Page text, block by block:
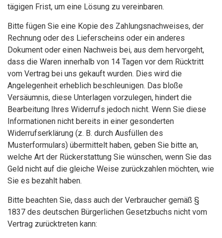
tägigen Frist, um eine Lösung zu vereinbaren.
Bitte fügen Sie eine Kopie des Zahlungsnachweises, der
Rechnung oder des Lieferscheins oder ein anderes
Dokument oder einen Nachweis bei, aus dem hervorgeht,
dass die Waren innerhalb von 14 Tagen vor dem Rücktritt
vom Vertrag bei uns gekauft wurden. Dies wird die
Angelegenheit erheblich beschleunigen. Das bloße
Versäumnis, diese Unterlagen vorzulegen, hindert die
Bearbeitung Ihres Widerrufs jedoch nicht. Wenn Sie diese
Informationen nicht bereits in einer gesonderten
Widerrufserklärung (z. B. durch Ausfüllen des
Musterformulars) übermittelt haben, geben Sie bitte an,
welche Art der Rückerstattung Sie wünschen, wenn Sie das
Geld nicht auf die gleiche Weise zurückzahlen möchten, wie
Sie es bezahlt haben.
Bitte beachten Sie, dass auch der Verbraucher gemäß §
1837 des deutschen Bürgerlichen Gesetzbuchs nicht vom
Vertrag zurücktreten kann: